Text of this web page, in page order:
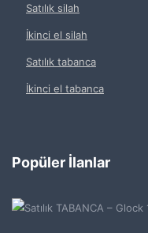
Satılık silah
İkinci el silah
Satılık tabanca
İkinci el tabanca
Popüler İlanlar